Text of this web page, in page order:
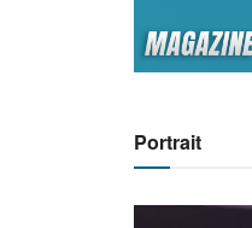
Portrait